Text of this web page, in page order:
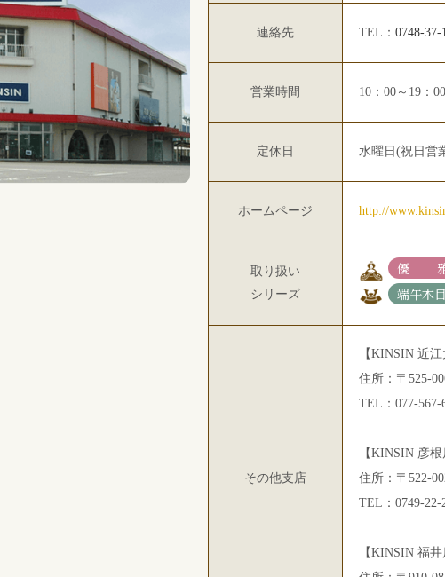
連絡先 TEL： 0748-37-
営業時間 10：00～19：00
定休日 水曜日(祝日営
ホームページ http://
取り扱い
シリーズ
優
端午木
その他支店
【KINSIN 近江
住所：〒525-
TEL：077-567-
【KINSIN 彦根
住所：〒522-
TEL：0749-22-
【KINSIN 福井